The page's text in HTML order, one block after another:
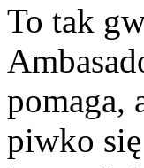
To tak
pomaga,
piwko